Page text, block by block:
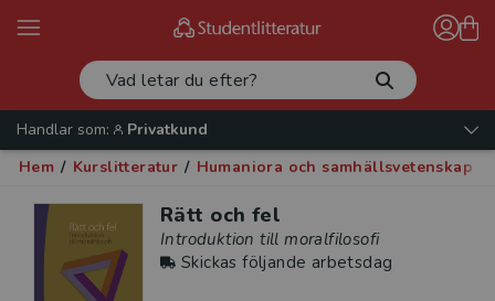
Handlar som:
Privatkund
Hem / Kurslitteratur / Humaniora och samhällsvetenskap
Rätt och fel
Introduktion till moralfilosofi
Skickas följande arbetsdag